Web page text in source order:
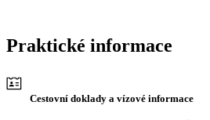
Praktické informace
Cestovní doklady a vízové informace